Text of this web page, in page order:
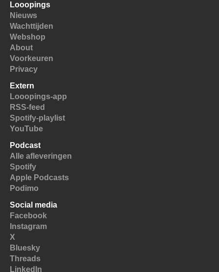
Looopings
Nieuws
Wachttijden
Webshop
About
Voorkeuren
Privacy
Extern
Looopings-app
RSS-feed
Spotify-playlist
YouTube
Podcast
Alle afleveringen
Spotify
Apple Podcasts
Podimo
Social media
Facebook
Instagram
X
Bluesky
Threads
LinkedIn